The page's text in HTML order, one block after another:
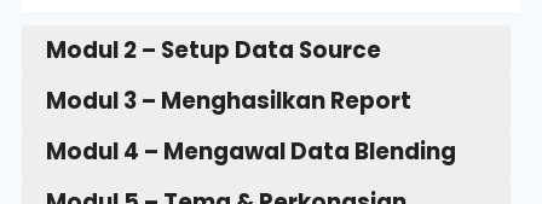
Modul 2 – Setup Data Source
Modul 3 – Menghasilkan Report
Modul 4 – Mengawal Data Blending